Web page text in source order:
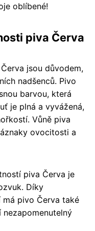
oblíbené!
piva Červa
jsou důvodem,
nadšenců. Pivo
barvou, která
je plná a vyvážená,
Vůně piva
ovocitosti a
piva Červa je
Díky
má pivo Červa také